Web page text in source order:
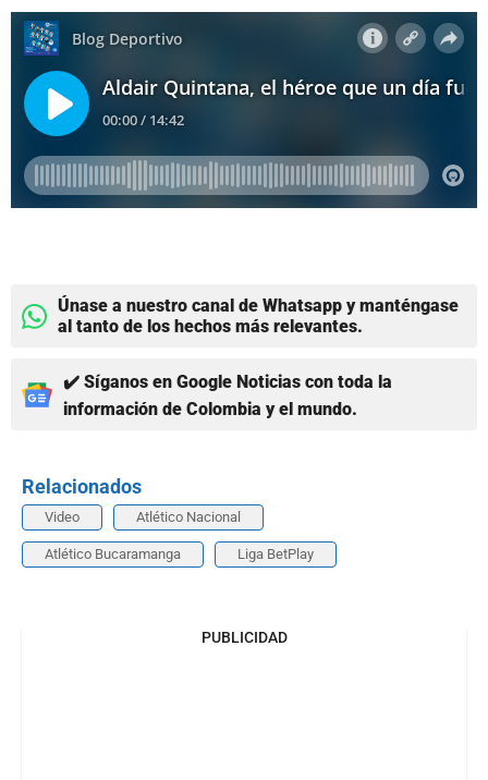
Únase a nuestro canal de Whatsapp y manténgase
al tanto de los hechos más relevantes.
✔️ Síganos en Google Noticias con toda la
información de Colombia y el mundo.
Relacionados
Video Atlético Nacional
Atlético Bucaramanga Liga BetPlay
PUBLICIDAD